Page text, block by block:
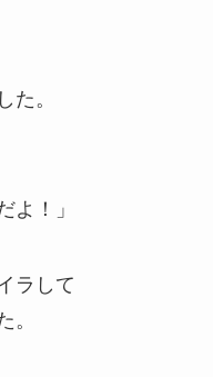
た。
よ！」
ラして
。